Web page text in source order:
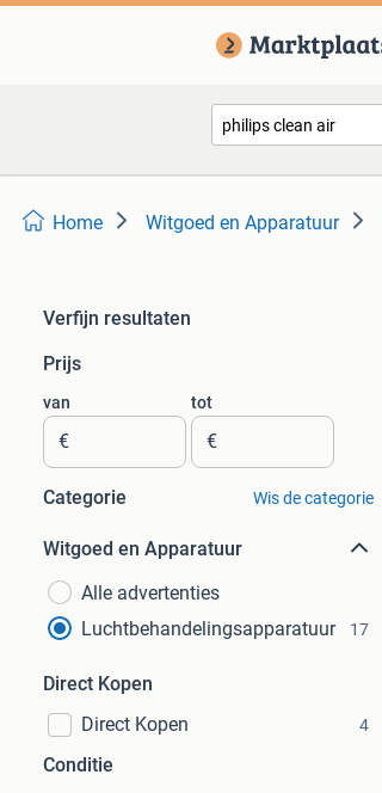
Home Witgoed en Apparatuur
Verfijn resultaten
Prijs
van
€
tot
€
Categorie Wis de categorie
Witgoed en Apparatuur
Alle advertenties
Luchtbehandelingsapparatuur
17
Direct Kopen
Direct Kopen
4
Conditie